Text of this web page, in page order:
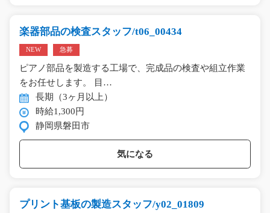
楽器部品の検査スタッフ/t06_00434
NEW 急募
ピアノ部品を製造する工場で、完成品の検査や組立作業
をお任せします。 目…
長期（3ヶ月以上）
時給1,300円
静岡県磐田市
気になる
プリント基板の製造スタッフ/y02_01809